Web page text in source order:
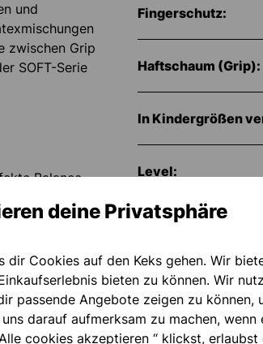
und
zwischen Grip
SOFT-Serie
Balance
Innen- und
angenehmen
dich: optimale
Fingerschutz:
Haftschaum (Grip):
In Kindergrößen
Level:
Schnitt:
Untergrund:
deine Privatsphäre
dir Cookies auf den Keks gehen. Wir
bieten zu können. Wir
passende Angebote zeigen zu können,
darauf aufmerksam zu machen,
cookies akzeptieren “ klickst,